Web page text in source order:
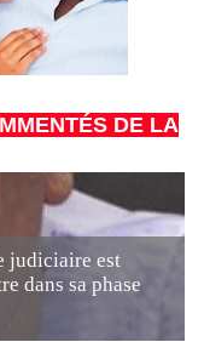
DE LA
judiciaire est
dans sa phase